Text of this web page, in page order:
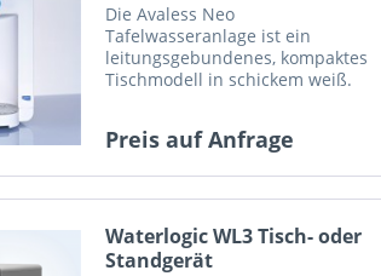
Die Avaless Neo
Tafelwasseranlage ist ein
leitungsgebundenes, kompaktes
Tischmodell in schickem weiß.
Preis auf Anfrage
Waterlogic WL3 Tisch- oder
Standgerät